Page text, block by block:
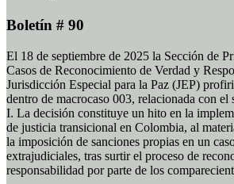
Boletín # 90
El 18 de septiembre de 2025 la Sección de
Casos de Reconocimiento de Verdad y
Jurisdicción Especial para la Paz (JEP)
dentro de macrocaso 003, relacionada con el
I. La decisión constituye un hito en la
de justicia transicional en Colombia, al
la imposición de sanciones propias en un
extrajudiciales, tras surtir el proceso de
responsabilidad por parte de los